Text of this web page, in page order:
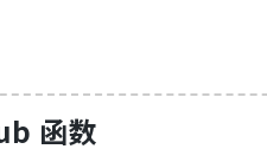
函数